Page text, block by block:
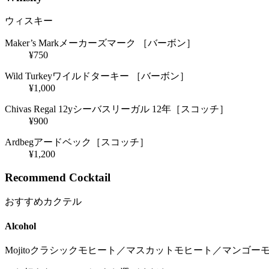
ウィスキー
Maker’s Mark メーカーズマーク ［バーボン］
¥750
Wild Turkeyワイルドターキー ［バーボン］
¥1,000
Chivas Regal 12yシーバスリーガル 12年［スコッチ］
¥900
Ardbegアードベック［スコッチ］
¥1,200
Recommend Cocktail
おすすめカクテル
Alcohol
Mojitoクラシックモヒート／マスカットモヒート／マンゴー